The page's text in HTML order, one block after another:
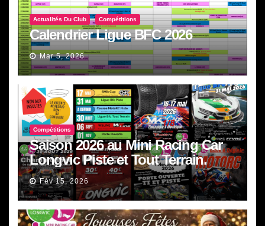
Actualités Du Club Compétitions
Calendrier Ligue BFC 2026
Mar 5, 2026
Compétitions
Saison 2026 au Mini Racing Car
Longvic Piste et Tout Terrain.
Fév 15, 2026